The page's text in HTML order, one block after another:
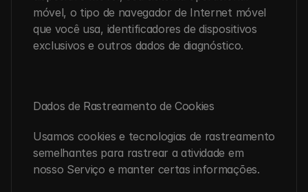
móvel, o tipo de navegador de Internet móvel
que você usa, identificadores de dispositivos
exclusivos e outros dados de diagnóstico.
Dados de Rastreamento de Cookies
Usamos cookies e tecnologias de rastreamento
semelhantes para rastrear a atividade em
nosso Serviço e manter certas informações.